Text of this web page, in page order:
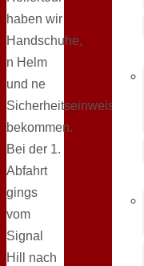
haben wir
Handschuhe,
n Helm
und ne
Sicherheitseinweisung
bekommen.
Bei der 1.
Abfahrt
gings
vom
Signal
Hill nach